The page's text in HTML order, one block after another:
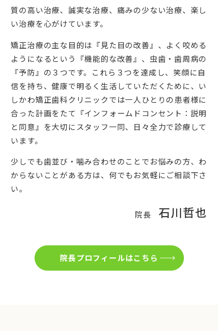
質の高い治療、誠実な治療、痛みの少ない治療、楽し
い治療を心がけています。
矯正治療の主な目的は『見た目の改善』、よく咬める
ようになるという『機能的な改善』、虫歯・歯周病の
『予防』の３つです。これら３つを達成し、笑顔に自
信を持ち、健康で明るく生活していただくために、い
しかわ矯正歯科クリニックでは一人ひとりの患者様に
合った計画をたて『インフォームドコンセント：説明
と同意』を大切にスタッフ一同、日々全力で診療して
います。
少しでも歯並び・噛み合わせのことでお悩みの方、わ
からないことがある方は、何でもお気軽にご相談下さ
い。
院長 石川哲也
院長プロフィールはこちら